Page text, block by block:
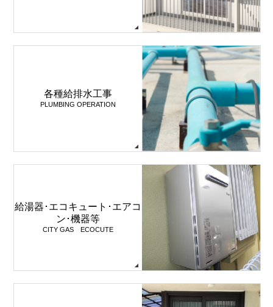
各種給排水工事
PLUMBING OPERATION
給湯器･エコキュート･エアコ
ン･機器等
CITY GAS ECOCUTE